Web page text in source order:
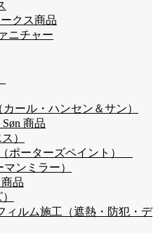
クス商品
ニチャー
カール・ハンセン＆サン）
Søn 商品
）
（ポーターズペイント）
ンミラー）
品
ルム施工（遮熱・防犯・デ